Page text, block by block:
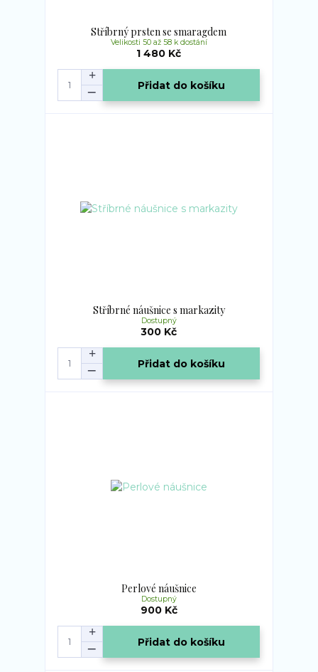
Stříbrný prsten se smaragdem
1 480 Kč
Velikosti 50 až 58 k dostání
Přidat do košíku
Stříbrné náušnice s markazity
300 Kč
Dostupný
Přidat do košíku
Perlové náušnice
900 Kč
Dostupný
Přidat do košíku